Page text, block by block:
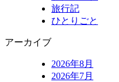
旅行記
ひとりごと
アーカイブ
2026年8月
2026年7月